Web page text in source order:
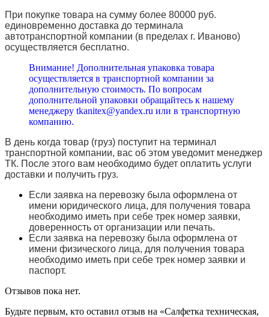
При покупке товара на сумму более 80000 руб.
единовременно доставка до терминала
автотранспортной компании (в пределах г. Иваново)
осуществляется бесплатно.
Внимание! Дополнительная упаковка товара
осуществляется в транспортной компании за
дополнительную стоимость. По вопросам
дополнительной упаковки обращайтесь к нашему
менеджеру tkanitex@yandex.ru или в транспортную
компанию.
В день когда товар (груз) поступит на терминал
транспортной компании, вас об этом уведомит менеджер
ТК. После этого вам необходимо будет оплатить услуги
доставки и получить груз.
Если заявка на перевозку была оформлена от
имени юридического лица, для получения товара
необходимо иметь при себе трек номер заявки,
доверенность от организации или печать.
Если заявка на перевозку была оформлена от
имени физического лица, для получения товара
необходимо иметь при себе трек номер заявки и
паспорт.
Отзывов пока нет.
Будьте первым, кто оставил отзыв на «Салфетка техническая,